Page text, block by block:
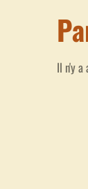
Il n'y a